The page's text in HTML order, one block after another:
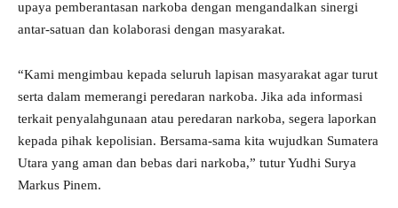
upaya pemberantasan narkoba dengan mengandalkan sinergi
antar-satuan dan kolaborasi dengan masyarakat.
“Kami mengimbau kepada seluruh lapisan masyarakat agar turut
serta dalam memerangi peredaran narkoba. Jika ada informasi
terkait penyalahgunaan atau peredaran narkoba, segera laporkan
kepada pihak kepolisian. Bersama-sama kita wujudkan Sumatera
Utara yang aman dan bebas dari narkoba,” tutur Yudhi Surya
Markus Pinem.